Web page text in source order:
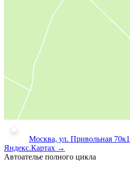
Москва, ул. Привольная 70к1
Яндекс.Картах →
Автоателье полного цикла